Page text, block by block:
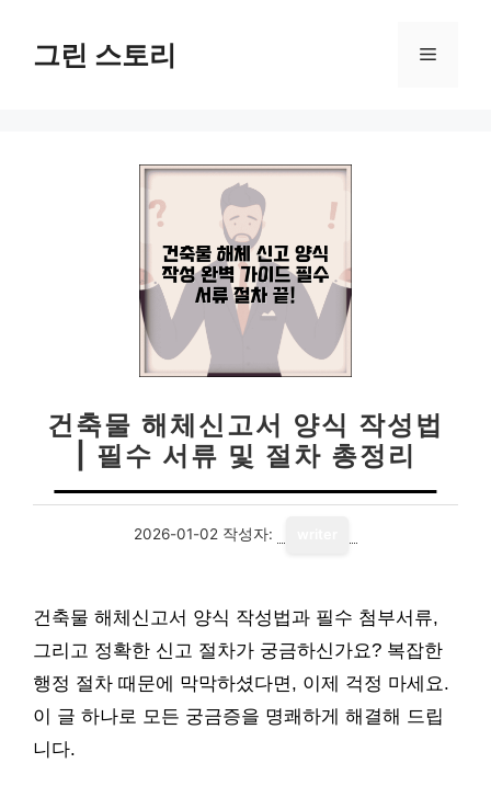
그린 스토리 메
건축물 해체신고서 양식 작성법
| 필수 서류 및 절차 총정리
2026-01-02 작성자:
건축물 해체신고서 양식 작성법과 필수 첨부서류,
그리고 정확한 신고 절차가 궁금하신가요? 복잡한
행정 절차 때문에 막막하셨다면, 이제 걱정 마세요.
이 글 하나로 모든 궁금증을 명쾌하게 해결해 드립
니다.